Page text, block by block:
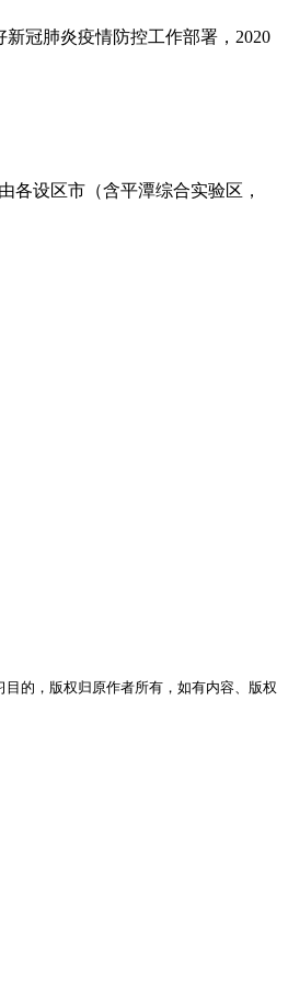
冠肺炎疫情防控工作部署，2020
各设区市（含平潭综合实验区，
的，版权归原作者所有，如有内容、版权